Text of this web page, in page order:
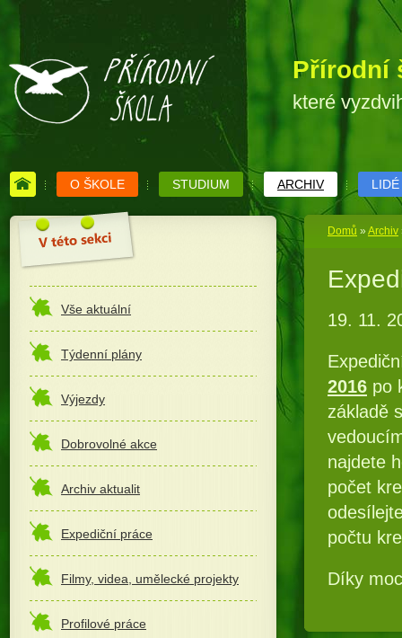
Přírodní
které
O ŠKOLE STUDIUM ARCHIV LIDÉ
Vše aktuální
Týdenní plány
Výjezdy
Dobrovolné akce
Archiv aktualit
Expediční práce
Filmy, videa, umělecké projekty
Profilové práce
Domů » Archiv
19. 11.
2016 po
základě
najdete
počet
počtu
Díky